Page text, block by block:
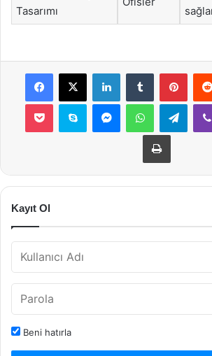
Tasarımı
Facebook
X LinkedInTumblr
Pocket Skype MessengerWhatsApp
Yazdır
Kayıt Ol
Beni hatırla